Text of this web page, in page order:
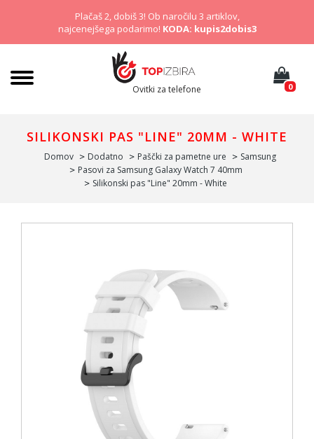
Plačaš 2, dobiš 3! Ob naročilu 3 artiklov,
najcenejšega podarimo! KODA: kupis2dobis3
Ovitki za telefone 0
SILIKONSKI PAS "LINE" 20MM - WHITE
Domov Dodatno Paščki za pametne ure
Samsung
Pasovi za Samsung Galaxy Watch 7 40mm
Silikonski pas "Line" 20mm - White